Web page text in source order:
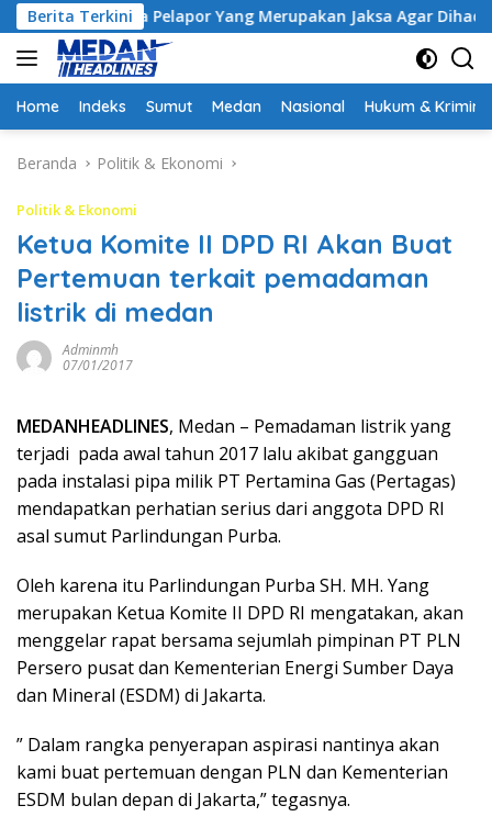
Langsung
ke
konten
Berita Terkini
Pelapor Yang Merupakan Jaksa Agar Dihadirkan
Home Indeks Sumut Medan Nasional Hukum &
Beranda Politik & Ekonomi
Politik & Ekonomi
Ketua Komite II DPD RI Akan Buat
Pertemuan terkait pemadaman
listrik di medan
Adminmh
07/01/2017
MEDANHEADLINES, Medan – Pemadaman listrik yang
terjadi pada awal tahun 2017 lalu akibat gangguan
pada instalasi pipa milik PT Pertamina Gas (Pertagas)
mendapatkan perhatian serius dari anggota DPD RI
asal sumut Parlindungan Purba.
Oleh karena itu Parlindungan Purba SH. MH. Yang
merupakan Ketua Komite II DPD RI mengatakan, akan
menggelar rapat bersama sejumlah pimpinan PT PLN
Persero pusat dan Kementerian Energi Sumber Daya
dan Mineral (ESDM) di Jakarta.
” Dalam rangka penyerapan aspirasi nantinya akan
kami buat pertemuan dengan PLN dan Kementerian
ESDM bulan depan di Jakarta,” tegasnya.